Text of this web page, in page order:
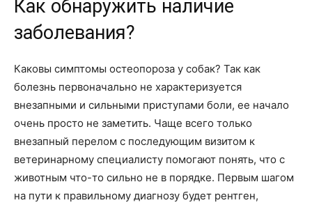
Как обнаружить наличие
заболевания?
Каковы симптомы остеопороза у собак? Так как
болезнь первоначально не характеризуется
внезапными и сильными приступами боли, ее начало
очень просто не заметить. Чаще всего только
внезапный перелом с последующим визитом к
ветеринарному специалисту помогают понять, что с
животным что-то сильно не в порядке. Первым шагом
на пути к правильному диагнозу будет рентген,